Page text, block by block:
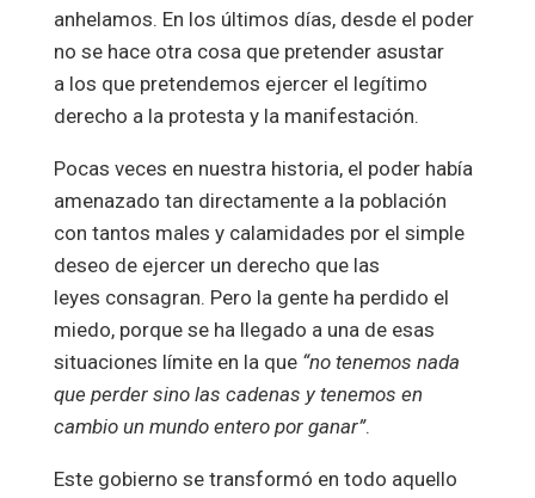
anhelamos. En los últimos días, desde el poder
no se hace otra cosa que pretender asustar
a los que pretendemos ejercer el legítimo
derecho a la protesta y la manifestación.
Pocas veces en nuestra historia, el poder había
amenazado tan directamente a la población
con tantos males y calamidades por el simple
deseo de ejercer un derecho que las
leyes consagran. Pero la gente ha perdido el
miedo, porque se ha llegado a una de esas
situaciones límite en la que “no tenemos nada
que perder sino las cadenas y tenemos en
cambio un mundo entero por ganar”.
Este gobierno se transformó en todo aquello